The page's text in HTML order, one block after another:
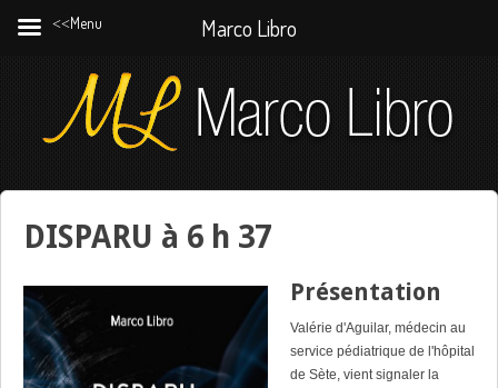
DISPARU à 6 h 37
Présentation
Valérie d'Aguilar, médecin au
service pédiatrique de l'hôpital
de Sète, vient signaler la
˂˂Menu Marco Libro